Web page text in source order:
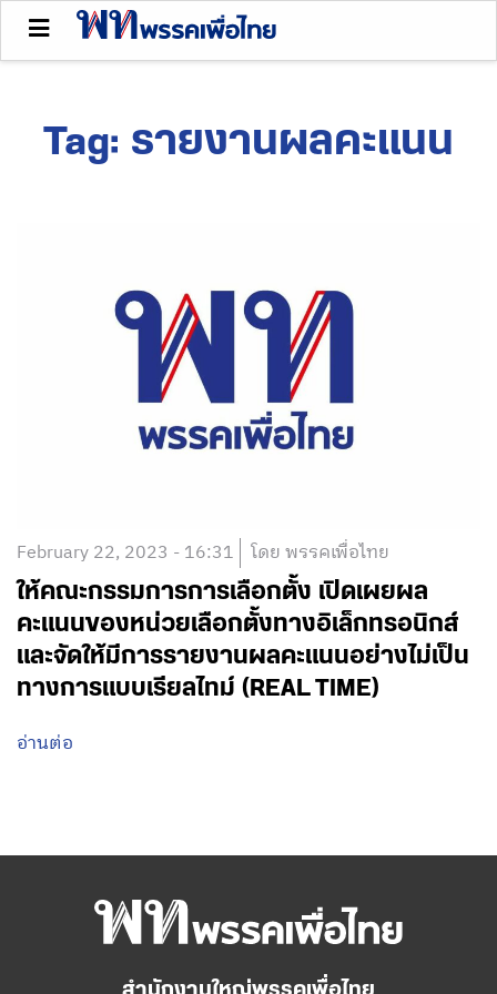
Tag: รายงานผลคะแนน
February 22, 2023 - 16:31 โดย พรรคเพื่อไทย
ให้คณะกรรมการการเลือกตั้ง เปิดเผยผล
คะแนนของหน่วยเลือกตั้งทางอิเล็กทรอนิกส์
และจัดให้มีการรายงานผลคะแนนอย่างไม่เป็น
ทางการแบบเรียลไทม์ (REAL TIME)
อ่านต่อ